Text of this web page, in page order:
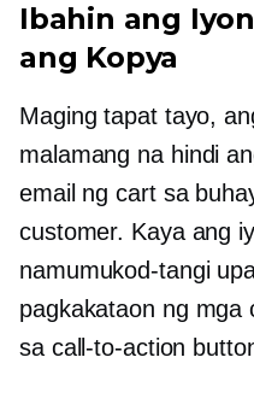
Ibahin ang
ang Kopya
Maging tapat tayo,
malamang na hindi
email ng cart sa
customer. Kaya ang
namumukod-tangi
pagkakataon ng mga
sa call-to-action